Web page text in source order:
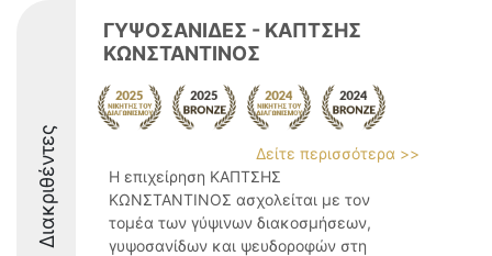
Διακριθέντες
ΓΥΨΟΣΑΝΙΔΕΣ - ΚΑΠΤΣΗΣ
ΚΩΝΣΤΑΝΤΙΝΟΣ
Δείτε περισσότερα >>
Η επιχείρηση ΚΑΠΤΣΗΣ
ΚΩΝΣΤΑΝΤΙΝΟΣ ασχολείται με τον
τομέα των γύψινων διακοσμήσεων,
γυψοσανίδων και ψευδοροφών στη